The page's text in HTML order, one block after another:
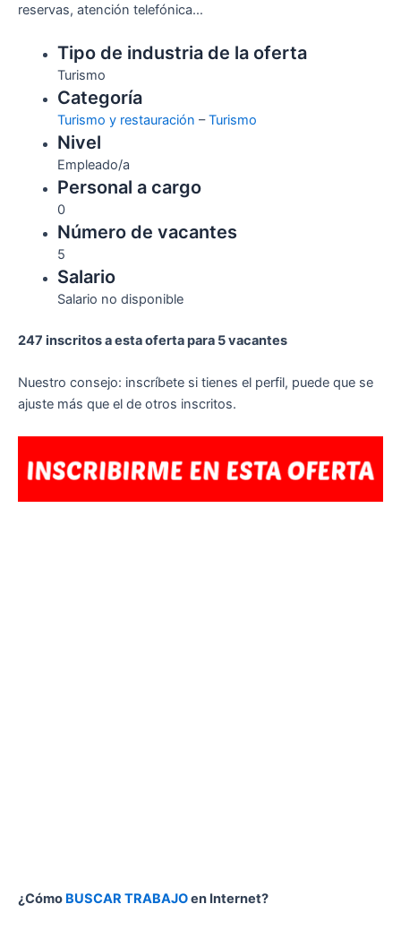
reservas, atención telefónica…
Tipo de industria de la oferta
Turismo
Categoría
Turismo y restauración –Turismo
Nivel
Empleado/a
Personal a cargo
0
Número de vacantes
5
Salario
Salario no disponible
247 inscritos a esta oferta para 5 vacantes
Nuestro consejo: inscríbete si tienes el perfil, puede que se
ajuste más que el de otros inscritos.
¿Cómo BUSCAR TRABAJOen Internet?